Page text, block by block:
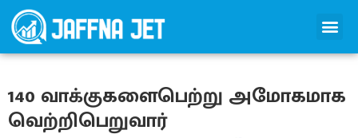
140 வாக்குகளைபெற்று அமோகமாக
வெற்றிபெறுவார்